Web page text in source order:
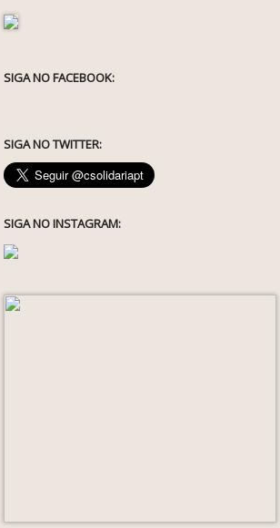
SIGA NO FACEBOOK:
SIGA NO TWITTER:
SIGA NO INSTAGRAM: